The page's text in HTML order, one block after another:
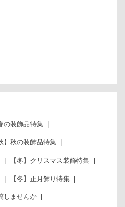
の装飾品特集
】秋の装飾品特集
【冬】クリスマス装飾特集
【冬】正月飾り特集
しませんか